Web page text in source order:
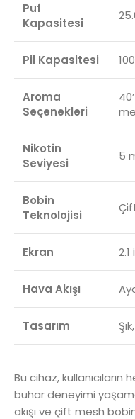
Puf
Kapasitesi
Pil Kapasitesi
Aroma
Seçenekleri
Nikotin
Seviyesi
5
Bobin
Teknolojisi
Ekran
Hava Akışı
Tasarım
Bu cihaz,
buhar deneyimi
akışı ve çift mesh